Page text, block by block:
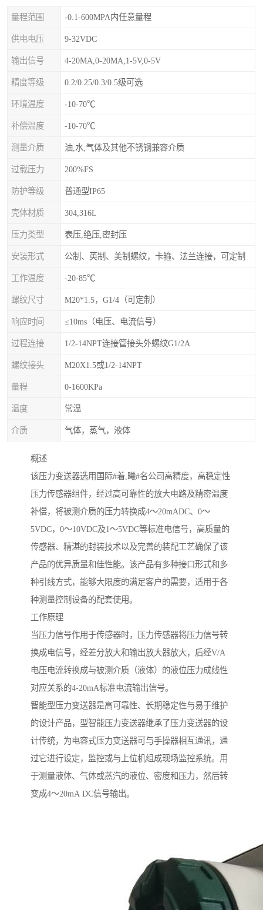
量程范围 -0.1-600MPA内任意量程
供电电压 9-32VDC
输出信号 4-20MA,0-20MA,1-5V,0-5V
精度等级 0.2/0.25/0.3/0.5级可选
环境温度 -10-70℃
补偿温度 -10-70℃
测量介质 油,水,气体及其他不锈钢兼容介质
过载压力 200%FS
防护等级 普通型IP65
壳体材质 304,316L
压力类型 表压,绝压,密封压
安装形式 公制、英制、美制螺纹，卡箍、法兰连接，可定制
工作温度 -20-85℃
螺纹尺寸 M20*1.5，G1/4（可定制）
响应时间 ≤10ms（电压、电流信号）
过程连接 1/2-14NPT连接管接头外螺纹G1/2A
螺纹接头 M20X1.5或1/2-14NPT
量程 0-1600KPa
温度 常温
介质 气体，蒸气，液体
概述
该压力变送器选用国际#着,曦#名公司高精度，高稳定性
压力传感器组件，经过高可靠性的放大电路及精密温度
补偿，将被测介质的压力转换成4～20mADC、0～
5VDC，0～10VDC及1～5VDC等标准电信号，高质量的
传感器、精湛的封装技术以及完善的装配工艺确保了该
产品的优异质量和佳性能。该产品有多种接口形式和多
种引线方式，能够大限度的满足客户的需要，适用于各
种测量控制设备的配套使用。
工作原理
当压力信号作用于传感器时，压力传感器将压力信号转
换成电信号，经差分放大和输出放大器放大，后经V/A
电压电流转换成与被测介质（液体）的液位压力成线性
对应关系的4-20mA标准电流输出信号。
智能型压力变送器是高可靠性、长期稳定性与易于维护
的设计产品，型智能压力变送器继承了压力变送器的设
计传统，为电容式压力变送器可与手操器相互通讯，通
过它进行设定，监控或与上位机组成现场监控系统。用
于测量液体、气体或蒸汽的液位、密度和压力，然后转
变成4～20mA DC信号输出。